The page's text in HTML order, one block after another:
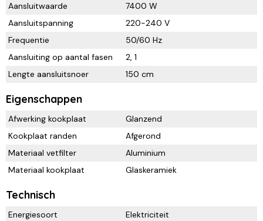
Aansluitwaarde
7400 W
Aansluitspanning
220-240 V
Frequentie
50/60 Hz
Aansluiting op aantal fasen
2, 1
Lengte aansluitsnoer
150 cm
Eigenschappen
Afwerking kookplaat
Glanzend
Kookplaat randen
Afgerond
Materiaal vetfilter
Aluminium
Materiaal kookplaat
Glaskeramiek
Technisch
Energiesoort Elektriciteit